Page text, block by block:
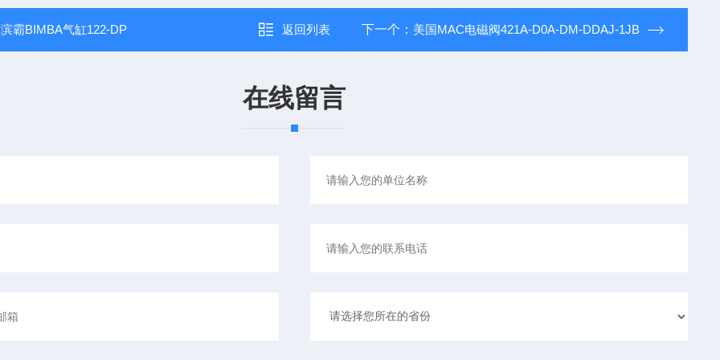
滨霸BIMBA气缸122-DP 返回列表 下一个： 美国MAC电磁阀421A-D0A-DM-DDAJ-1JB
在线留言